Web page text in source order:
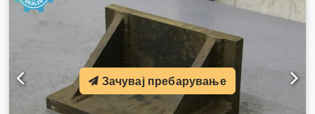
Зачувај пребарување